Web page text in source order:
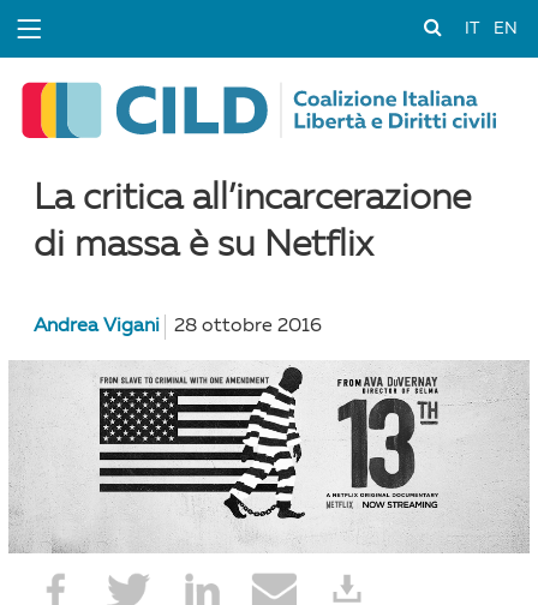
EN
La critica all’incarcerazione
di massa è su Netflix
Andrea Vigani 28 ottobre 2016